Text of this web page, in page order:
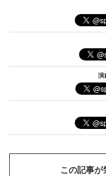
演
この記事が